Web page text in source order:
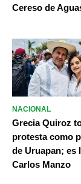
Cereso de
NACIONAL
Grecia Quiroz
protesta como
de Uruapan; es
Carlos Manzo